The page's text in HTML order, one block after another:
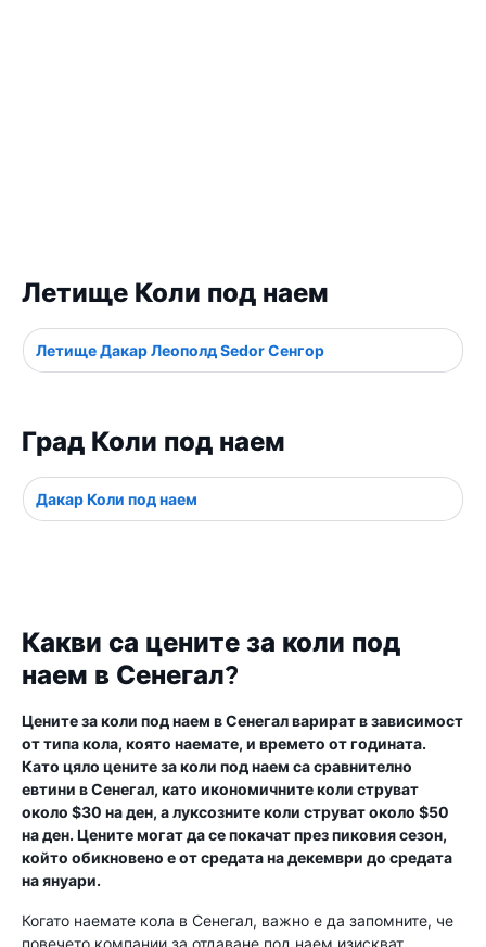
Летище Коли под наем
Летище Дакар Леополд Sedor Сенгор
Град Коли под наем
Дакар Коли под наем
Какви са цените за коли под
наем в Сенегал?
Цените за коли под наем в Сенегал варират в зависимост
от типа кола, която наемате, и времето от годината.
Като цяло цените за коли под наем са сравнително
евтини в Сенегал, като икономичните коли струват
около $30 на ден, а луксозните коли струват около $50
на ден. Цените могат да се покачат през пиковия сезон,
който обикновено е от средата на декември до средата
на януари.
Когато наемате кола в Сенегал, важно е да запомните, че
повечето компании за отдаване под наем изискват